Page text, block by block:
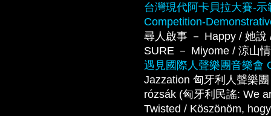
台灣現代阿卡貝拉大賽-
Competition-
尋人啟事 － Happy / 她
SURE － Miyome / 涼山
遇見國際人聲樂團音樂會
Jazzation 匈牙利人聲樂
rózsák (匈牙利民謠: We
Twisted / Köszönöm,